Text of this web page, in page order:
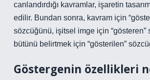
canlandırdığı kavramlar, işaretin
edilir. Bundan sonra, kavram için
sözcüğünü, işitsel imge için “gösteren”
bütünü belirtmek için “gösterilen”
Göstergenin özellikleri